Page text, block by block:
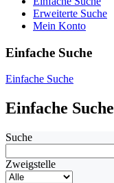
Erweiterte Suche
Mein Konto
Einfache Suche
Einfache Suche
Einfache Suche
Suche
Zweigstelle